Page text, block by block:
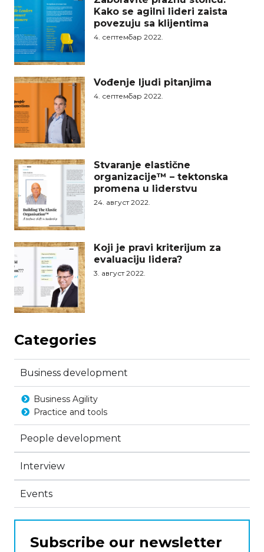
Kako se agilni lideri zaista
povezuju sa klijentima
4. септембар 2022.
Vođenje ljudi pitanjima
4. септембар 2022.
Stvaranje elastične
organizacije™ – tektonska
promena u liderstvu
24. август 2022.
Koji je pravi kriterijum za
evaluaciju lidera?
3. август 2022.
Categories
Business development
Business Agility
Practice and tools
People development
Interview
Events
Subscribe our newsletter